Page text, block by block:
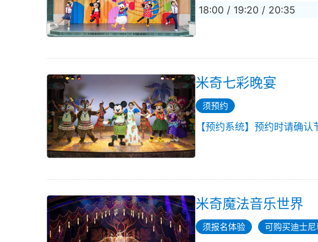
18:00 / 19:20 / 20:35
米奇七彩晚宴
须预约
【预约系统】预约时请确
米奇魔法音乐世界
须报名体验 可购买迪士